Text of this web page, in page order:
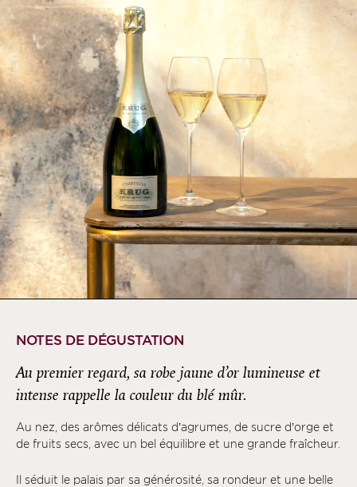
NOTES DE DÉGUSTATION
Au premier regard, sa robe jaune d’or lumineuse et
intense rappelle la couleur du blé mûr.
Au nez, des arômes délicats d’agrumes, de sucre d’orge et
de fruits secs, avec un bel équilibre et une grande fraîcheur.
Il séduit le palais par sa générosité, sa rondeur et une belle